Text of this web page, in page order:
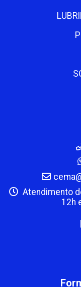
Atendimento
12h